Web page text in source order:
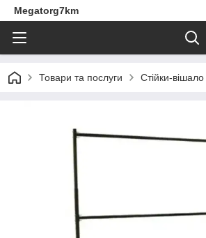
Megatorg7km
Товари та послуги Стійки-